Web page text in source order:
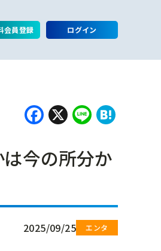
会員登録 ログイン
Facebook
X Line
は今の所分か
2025/09/25